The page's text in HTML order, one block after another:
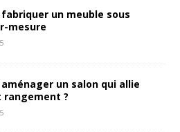
un meuble sous
mesure
un salon qui allie
?